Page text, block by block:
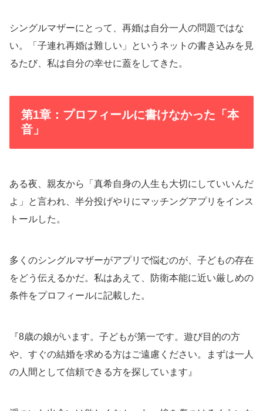
シングルマザーにとって、再婚は自分一人の問題ではな
い。「子連れ再婚は難しい」というネットの書き込みを見
るたび、私は自分の幸せに蓋をしてきた。
第1章：プロフィールに書けなかった「本
音」
ある夜、親友から「真希自身の人生も大切にしていいんだ
よ」と言われ、半分投げやりにマッチングアプリをインス
トールした。
多くのシングルマザーがアプリで悩むのが、子どもの存在
をどう伝えるかだ。私はあえて、防衛本能に近い厳しめの
条件をプロフィールに記載した。
『8歳の娘がいます。子どもが第一です。遊び目的の方
や、すぐの結婚を求める方はご遠慮ください。まずは一人
の人間として信頼できる方を探しています』